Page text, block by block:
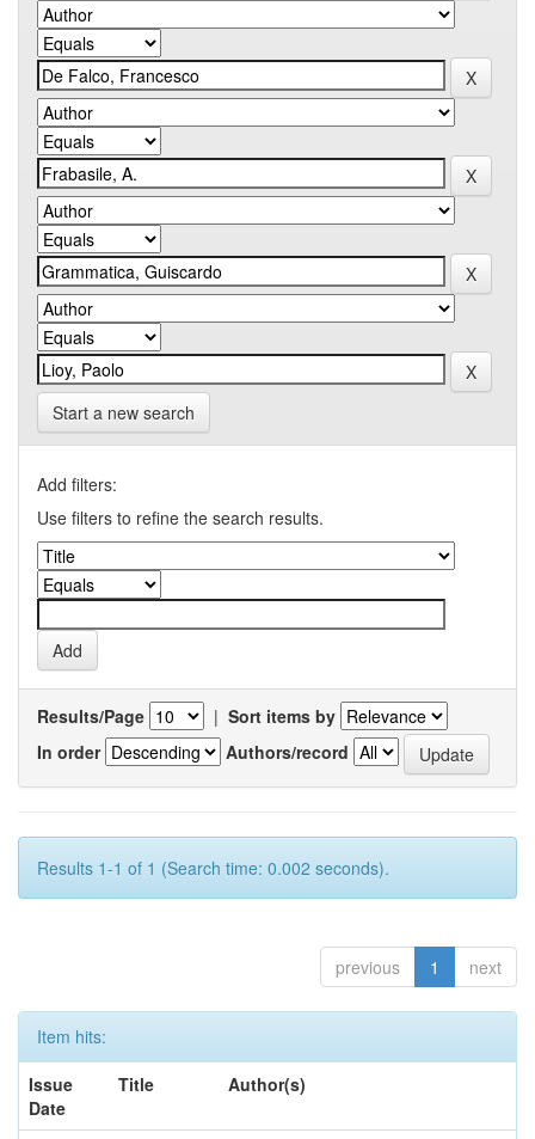
Start a new search
Add filters:
Use filters to refine the search results.
Results/Page | Sort items by
In order
Authors/record
Results 1-1 of 1 (Search time: 0.002 seconds).
previous 1 next
Item hits:
Issue
Date
Title Author(s)